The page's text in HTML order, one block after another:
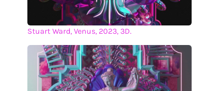
Stuart Ward, Venus, 2023, 3D.